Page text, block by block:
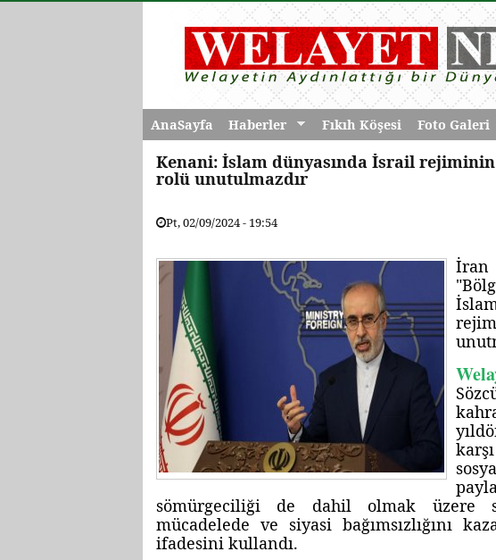
AnaSayfa Haberler Fıkıh Köşesi Foto Galeri
Kenani: İslam dünyasında İsrail
rolü unutulmazdır
Pt, 02/09/2024 - 19:54
İran
sömürgeciliği de dahil olmak üzere
mücadelede ve siyasi bağımsızlığını
ifadesini kullandı.